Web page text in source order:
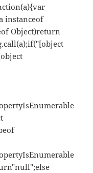
instanceof
Object)return